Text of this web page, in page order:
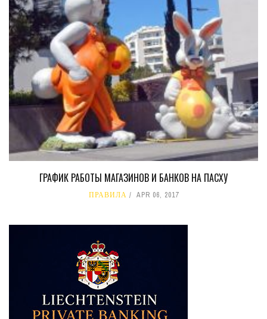
ГРАФИК РАБОТЫ МАГАЗИНОВ И БАНКОВ НА ПАСХУ
ПРАВИЛА APR 06, 2017